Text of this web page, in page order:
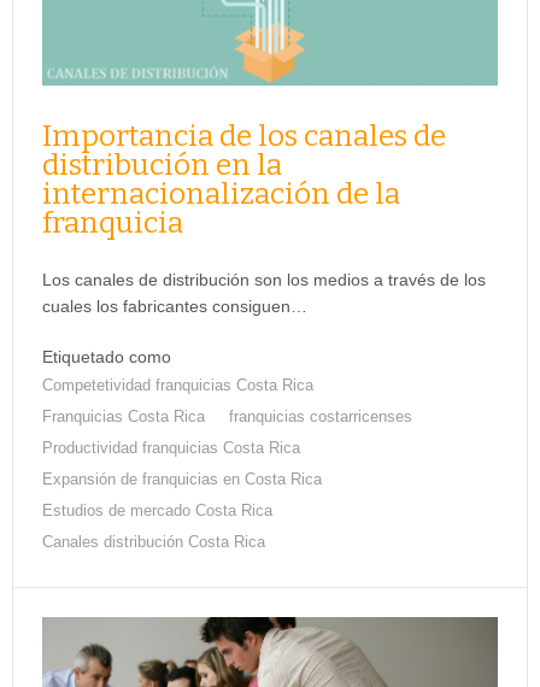
Importancia de los canales de
distribución en la
internacionalización de la
franquicia
Los canales de distribución son los medios a través de los
cuales los fabricantes consiguen…
Etiquetado como
Competetividad franquicias Costa Rica
Franquicias Costa Rica
franquicias costarricenses
Productividad franquicias Costa Rica
Expansión de franquicias en Costa Rica
Estudios de mercado Costa Rica
Canales distribución Costa Rica